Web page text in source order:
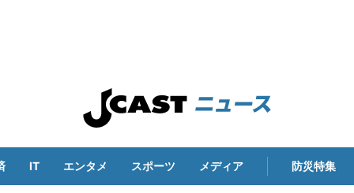
IT エンタメ スポーツ メディア 防災特集